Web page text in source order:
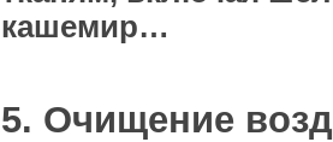
кашемир…
5. Очищение